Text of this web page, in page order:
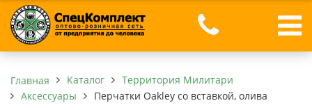
Главная Каталог
Территория Милитари
Аксессуары
Перчатки Oakley со вставкой, олива